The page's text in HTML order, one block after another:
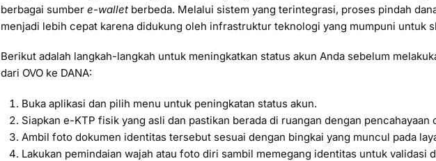
berbagai sumber e-wallet berbeda. Melalui sistem yang terintegrasi, proses pindah
menjadi lebih cepat karena didukung oleh infrastruktur teknologi yang mumpuni untuk
Berikut adalah langkah-langkah untuk meningkatkan status akun Anda sebelum
dari OVO ke DANA:
Buka aplikasi dan pilih menu untuk peningkatan status akun.
Siapkan e-KTP fisik yang asli dan pastikan berada di ruangan dengan pencahayaan
Ambil foto dokumen identitas tersebut sesuai dengan bingkai yang muncul pada
Lakukan pemindaian wajah atau foto diri sambil memegang identitas untuk validasi